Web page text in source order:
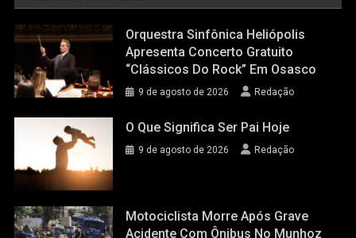
Orquestra Sinfônica Heliópolis
Apresenta Concerto Gratuito
“Clássicos Do Rock” Em Osasco
9 de agosto de 2026 Redação
O Que Significa Ser Pai Hoje
9 de agosto de 2026 Redação
Motociclista Morre Após Grave
Acidente Com Ônibus No Munhoz